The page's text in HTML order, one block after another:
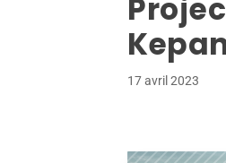
17 avril 2023